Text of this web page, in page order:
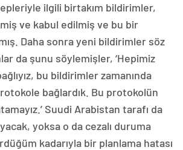
ilgili birtakım bildirimler,
ve kabul edilmiş ve bu bir
Daha sonra yeni bildirimler söz
da şunu söylemişler, ‘Hepimiz
bu bildirimler zamanında
bağlardık. Bu protokolün
Suudi Arabistan tarafı da
yoksa o da cezalı duruma
kadarıyla bir planlama hatası